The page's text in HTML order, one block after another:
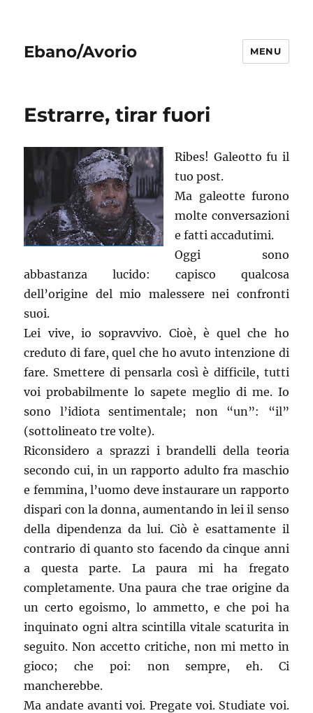
Ebano/Avorio MENU
Estrarre, tirar fuori
Ribes! Galeotto fu il
tuo post.
Ma galeotte furono
molte conversazioni
e fatti accadutimi.
Oggi sono
abbastanza lucido: capisco qualcosa
dell’origine del mio malessere nei confronti
suoi.
Lei vive, io sopravvivo. Cioè, è quel che ho
creduto di fare, quel che ho avuto intenzione di
fare. Smettere di pensarla così è difficile, tutti
voi probabilmente lo sapete meglio di me. Io
sono l’idiota sentimentale; non “un”: “il”
(sottolineato tre volte).
Riconsidero a sprazzi i brandelli della teoria
secondo cui, in un rapporto adulto fra maschio
e femmina, l’uomo deve instaurare un rapporto
dispari con la donna, aumentando in lei il senso
della dipendenza da lui. Ciò è esattamente il
contrario di quanto sto facendo da cinque anni
a questa parte. La paura mi ha fregato
completamente. Una paura che trae origine da
un certo egoismo, lo ammetto, e che poi ha
inquinato ogni altra scintilla vitale scaturita in
seguito. Non accetto critiche, non mi metto in
gioco; che poi: non sempre, eh. Ci
mancherebbe.
Ma andate avanti voi. Pregate voi. Studiate voi.